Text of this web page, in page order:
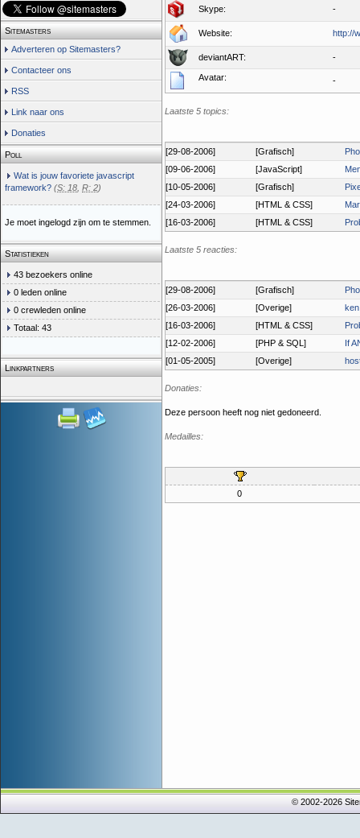
Sitemasters
Adverteren op Sitemasters?
Contacteer ons
RSS
Link naar ons
Donaties
Poll
Wat is jouw favoriete javascript
framework? (S: 18 R: 2)
Je moet ingelogd zijn om te stemmen.
Statistieken
43 bezoekers online
0 leden online
0 crewleden online
Totaal: 43
Linkpartners
Skype: -
Website: http://
deviantART: -
Avatar: -
Laatste 5 topics:
[29-08-2006] [Grafisch]
[09-06-2006]
[JavaScript]
[10-05-2006]
[Grafisch]
[24-03-2006]
[HTML & CSS]
[16-03-2006]
[HTML & CSS]
Laatste 5 reacties:
[29-08-2006] [Grafisch]
[26-03-2006]
[Overige]
[16-03-2006]
[HTML & CSS]
[12-02-2006]
[PHP & SQL]
If
[01-05-2005]
[Overige]
Donaties:
Deze persoon heeft nog niet gedoneerd.
Medailles:
0
© 2002-2026